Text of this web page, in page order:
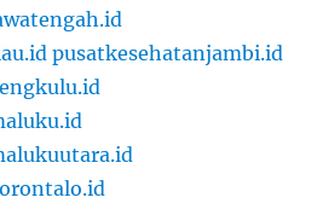
pusatkesehatanjambi.id